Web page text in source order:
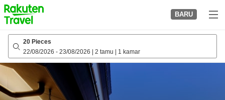
to
top
page
BARU
20 Pieces
22/08/2026 - 23/08/2026 2 tamu 1 kamar